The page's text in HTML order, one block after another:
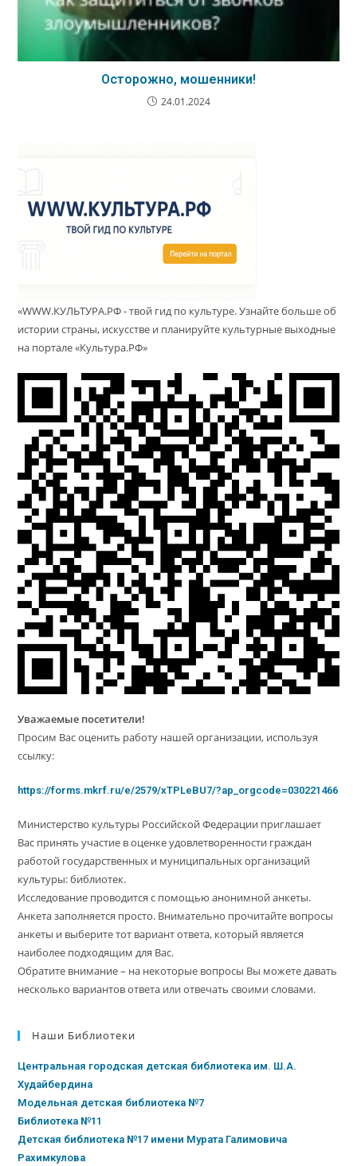
Осторожно, мошенники!
24.01.2024
«WWW.КУЛЬТУРА.РФ - твой гид по культуре. Узнайте больше об
истории страны, искусстве и планируйте культурные выходные
на портале «Культура.РФ»
Уважаемые посетители!
Просим Вас оценить работу нашей организации, используя
ссылку:
https://forms.mkrf.ru/e/2579/xTPLeBU7/?ap_orgcode=030221466
Министерство культуры Российской Федерации приглашает
Вас принять участие в оценке удовлетворенности граждан
работой государственных и муниципальных организаций
культуры: библиотек.
Исследование проводится с помощью анонимной анкеты.
Анкета заполняется просто. Внимательно прочитайте вопросы
анкеты и выберите тот вариант ответа, который является
наиболее подходящим для Вас.
Обратите внимание – на некоторые вопросы Вы можете давать
несколько вариантов ответа или отвечать своими словами.
Наши Библиотеки
Центральная городская детская библиотека им. Ш.А.
Худайбердина
Модельная детская библиотека №7
Библиотека №11
Детская библиотека №17 имени Мурата Галимовича
Рахимкулова